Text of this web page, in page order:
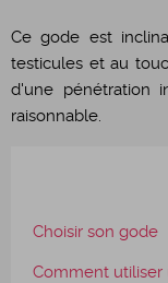
Ce gode est
testicules et au
d'une pénétration
raisonnable.
Choisir son gode
Comment utiliser